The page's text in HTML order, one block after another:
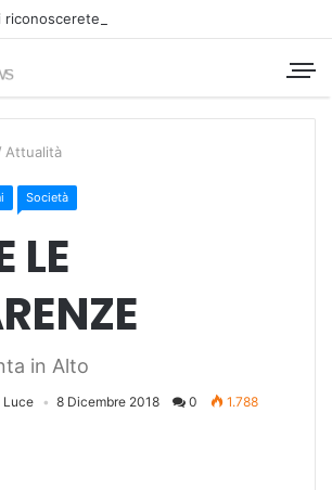
riconoscerete
Attualità
Società
LE
in Alto
Luce 8 Dicembre 2018 0
1.788